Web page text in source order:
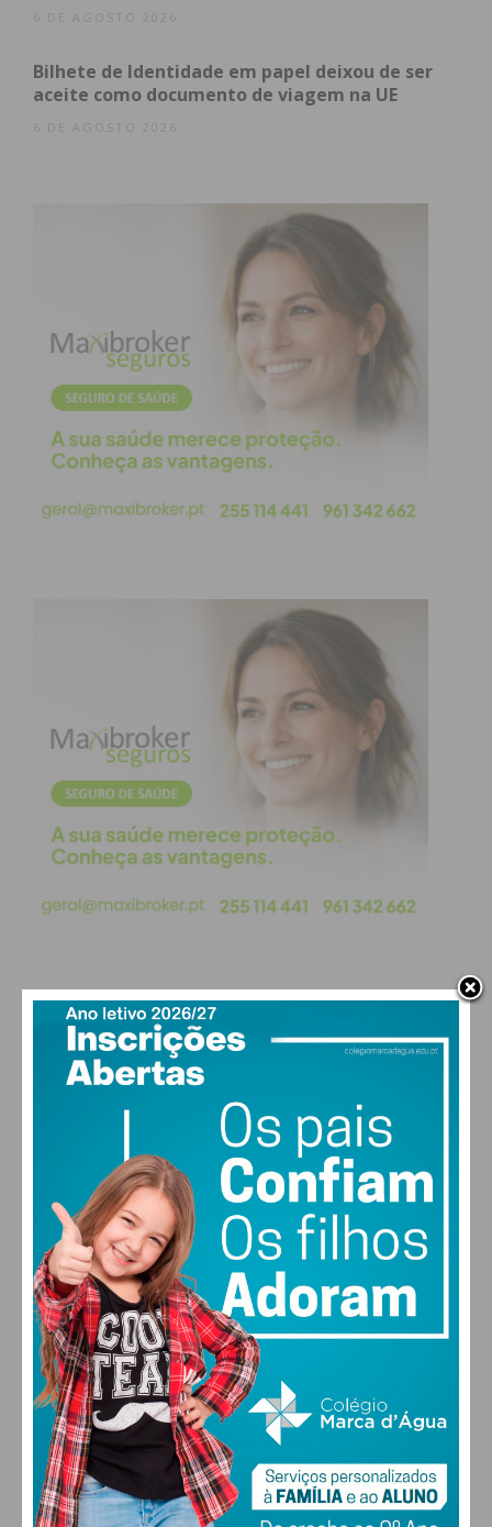
da Deliberação», que contém informações
Municipal não prestou declarações sobre o tema.
Imediato
Assine nossa newsletter por e-mail e
obtenha de forma regular a informação
atualizada.
Eu li e concordo com os
condições
6 DE AGOSTO 2026
Bilhete de Identidade em papel deixou de ser
aceite como documento de viagem na UE
6 DE AGOSTO 2026
PAÇOS DE FERREIRA
17°
vento: 1m/s E
MAX 17 • MIN 17
30°
SEX
28
SÁB
27°
DOM
29
SEG
FARMACIAS DE SERVIÇO EM PAÇOS DE
FERREIRA